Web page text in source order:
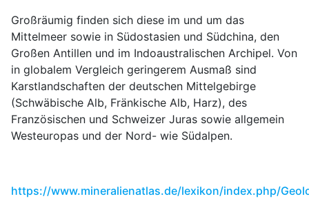
Großräumig finden sich diese im und um das
Mittelmeer sowie in Südostasien und Südchina, den
Großen Antillen und im Indoaustralischen Archipel. Von
in globalem Vergleich geringerem Ausmaß sind
Karstlandschaften der deutschen Mittelgebirge
(Schwäbische Alb, Fränkische Alb, Harz), des
Französischen und Schweizer Juras sowie allgemein
Westeuropas und der Nord- wie Südalpen.
https://www.mineralienatlas.de/lexikon/index.php/